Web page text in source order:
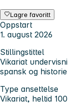
Lagre favoritt
Oppstart
1. august 2026
Stillingstittel
Vikariat
spansk og historie
Type ansettelse
Vikariat, heltid